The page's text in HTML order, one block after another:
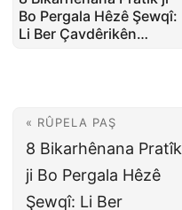
Bo Pergala Hêzê Şewqî:
Li Ber Çavdêrikên
« RÛPELA PAŞ
8 Bikarhênana Pratîk
ji Bo Pergala Hêzê
Şewqî: Li Ber